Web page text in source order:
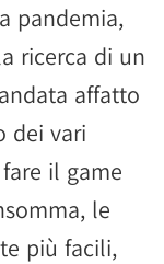
pandemia,
ricerca di un
affatto
dei vari
il game
le
più facili,